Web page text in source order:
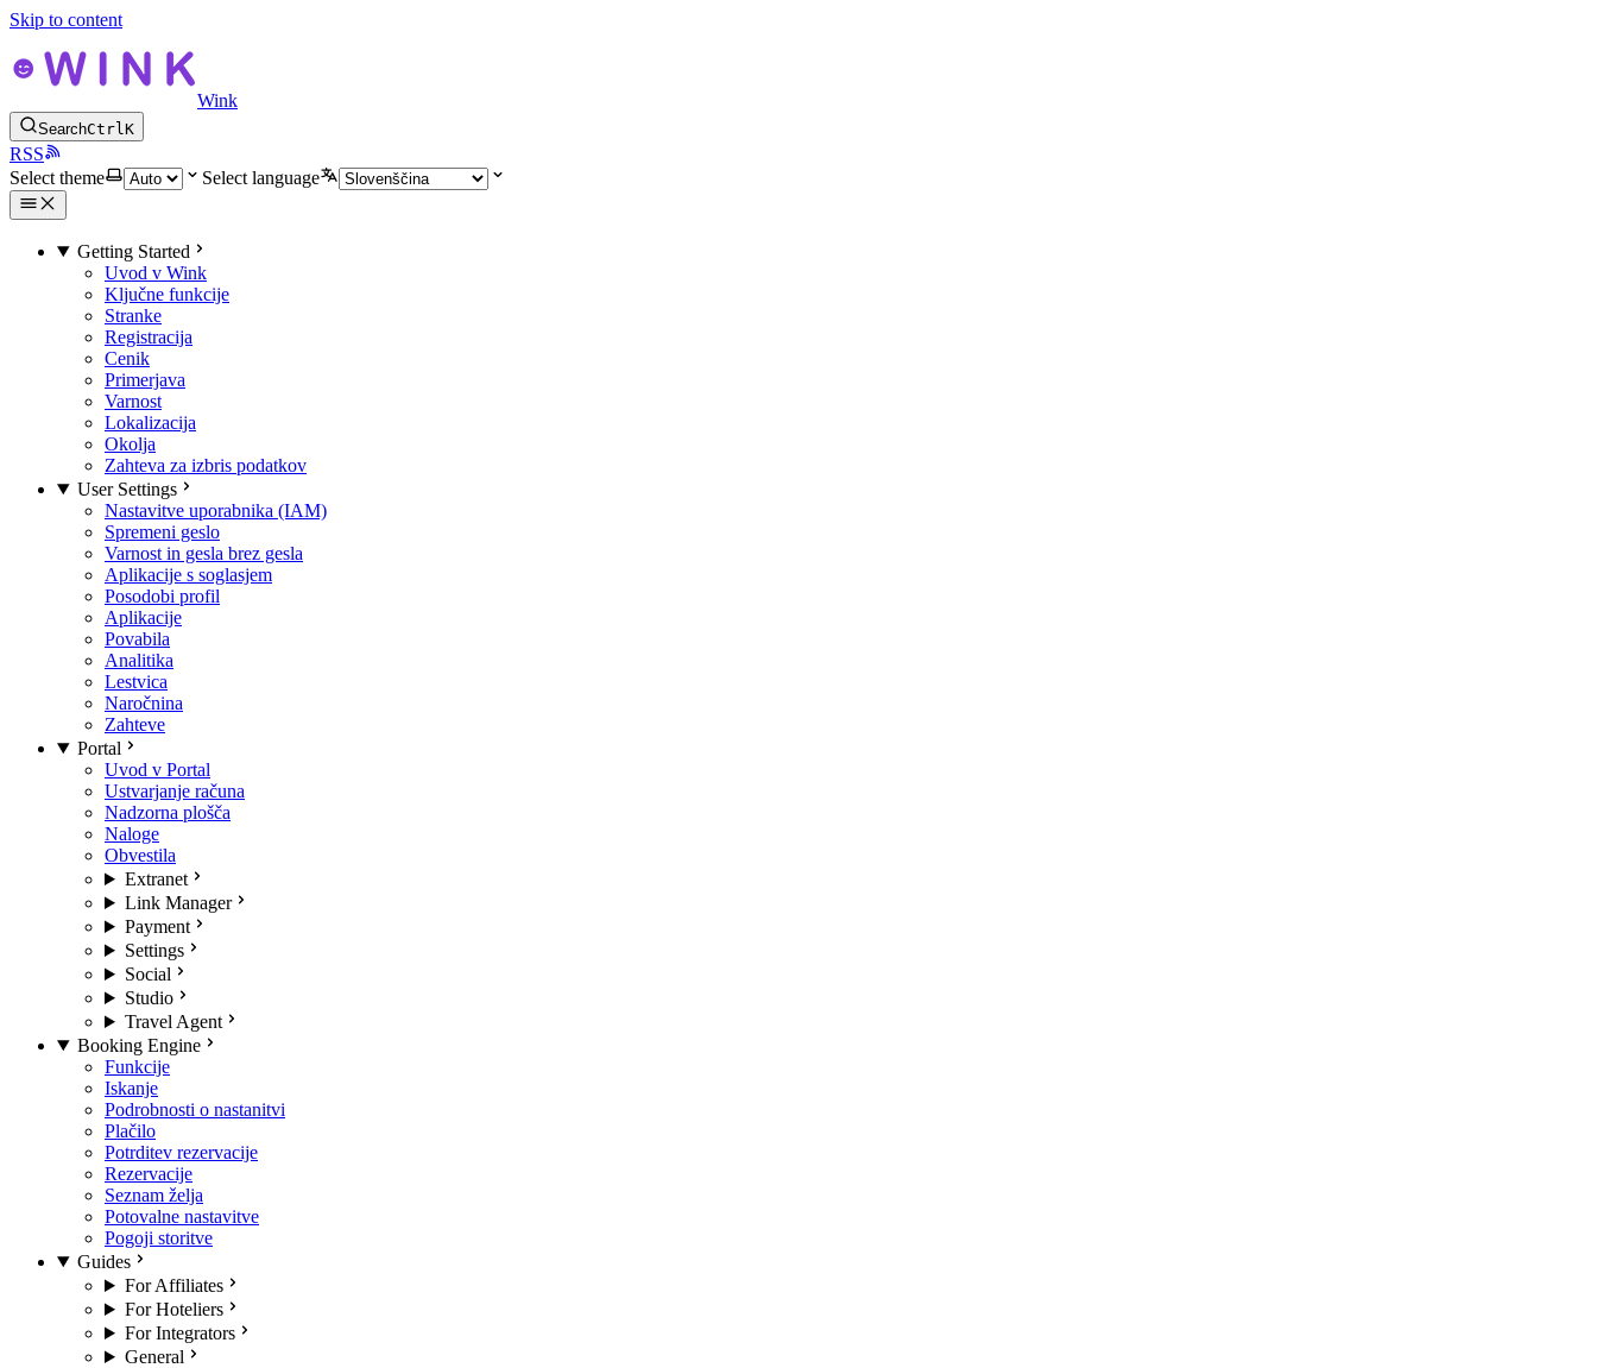
Skip to content
Wink
SearchCtrlK
RSS
Select theme
Select language
Getting Started
Uvod v Wink
Ključne funkcije
Stranke
Registracija
Cenik
Primerjava
Varnost
Lokalizacija
Okolja
Zahteva za izbris podatkov
User Settings
Nastavitve uporabnika (IAM)
Spremeni geslo
Varnost in gesla brez gesla
Aplikacije s soglasjem
Posodobi profil
Aplikacije
Povabila
Analitika
Lestvica
Naročnina
Zahteve
Portal
Uvod v Portal
Ustvarjanje računa
Nadzorna plošča
Naloge
Obvestila
Extranet
Link Manager
Payment
Settings
Social
Studio
Travel Agent
Booking Engine
Funkcije
Iskanje
Podrobnosti o nastanitvi
Plačilo
Potrditev rezervacije
Rezervacije
Seznam želja
Potovalne nastavitve
Pogoji storitve
Guides
For Affiliates
For Hoteliers
For Integrators
General